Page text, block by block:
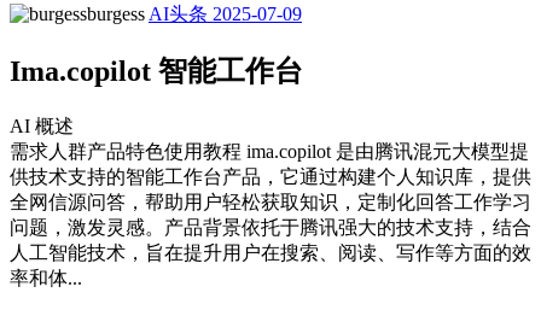
burgess AI头条 2025-07-09
Ima.copilot 智能工作台
AI 概述
需求人群产品特色使用教程 ima.copilot 是由腾讯混元大模型提
供技术支持的智能工作台产品，它通过构建个人知识库，提供
全网信源问答，帮助用户轻松获取知识，定制化回答工作学习
问题，激发灵感。产品背景依托于腾讯强大的技术支持，结合
人工智能技术，旨在提升用户在搜索、阅读、写作等方面的效
率和体...